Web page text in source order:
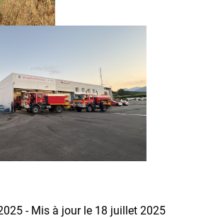
- Mis à jour le 18 juillet 2025